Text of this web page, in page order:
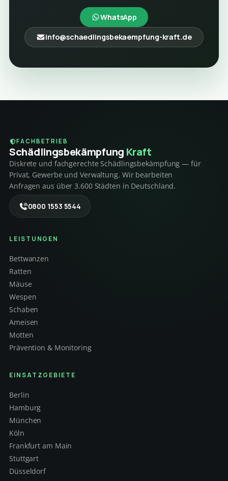
WhatsApp
info@schaedlingsbekaempfung-kraft.de
FACHBETRIEB
Schädlings­bekämpfung Kraft
Diskrete und fachgerechte Schädlingsbekämpfung — für
Privat, Gewerbe und Verwaltung. Wir bearbeiten
Anfragen aus über 3.600 Städten in Deutschland.
0800 1553 5544
LEISTUNGEN
Bettwanzen
Ratten
Mäuse
Wespen
Schaben
Ameisen
Motten
Prävention & Monitoring
EINSATZGEBIETE
Berlin
Hamburg
München
Köln
Frankfurt am Main
Stuttgart
Düsseldorf